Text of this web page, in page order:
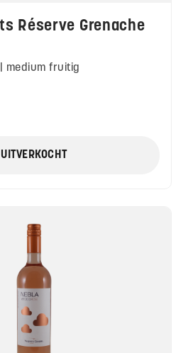
Réserve Grenache
| medium fruitig
UITVERKOCHT